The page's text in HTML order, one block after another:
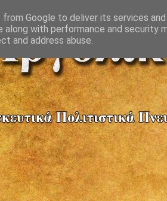
Google to deliver its services
along with performance and
and address abuse.